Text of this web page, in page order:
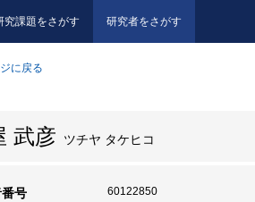
究課題をさがす 研究者をさがす
に戻る
武彦 ツチヤ タケヒコ
号 60122850